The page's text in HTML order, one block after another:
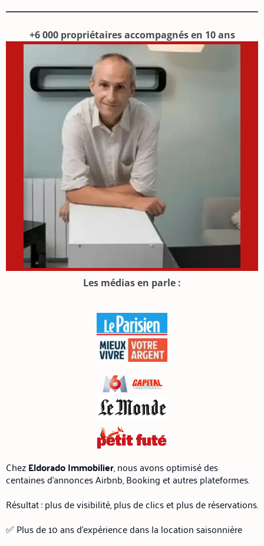
+6 000 propriétaires accompagnés en 10 ans
Les médias en parle :
ChezEldorado Immobilier, nous avons optimisé des
centaines d’annonces Airbnb, Booking et autres plateformes.
Résultat : plus de visibilité, plus de clics et plus de réservations.
✅ Plus de 10 ans d’expérience dans la location saisonnière